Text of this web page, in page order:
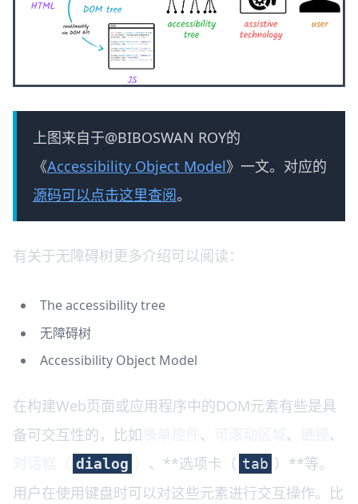
上图来自于@BIBOSWAN ROY的
《Accessibility Object Model》一文。对应的
源码可以点击这里查阅。
有关于无障碍树更多介绍可以阅读：
The accessibility tree
无障碍树
Accessibility Object Model
在构建Web页面或应用程序中的DOM元素有些是具
备可交互性的，比如
、 、
、
dialog 、**选项卡（ tab ）**等。
用户在使用键盘时可以对这些元素进行交互操作。比